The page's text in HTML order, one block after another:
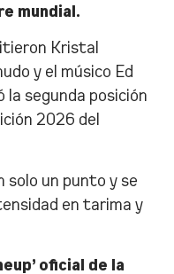
mundial.
Kristal
y el músico Ed
la segunda posición
2026 del
solo un punto y se
en tarima y
oficial de la